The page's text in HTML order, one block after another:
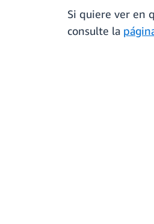
Si quiere ver en
consulte la